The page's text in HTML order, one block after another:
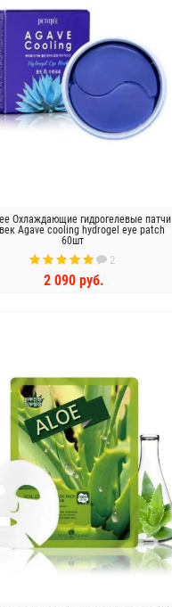
Охлаждающие гидрогелевые патчи
Agave cooling hydrogel eye patch
60шт
2
2 090 руб.